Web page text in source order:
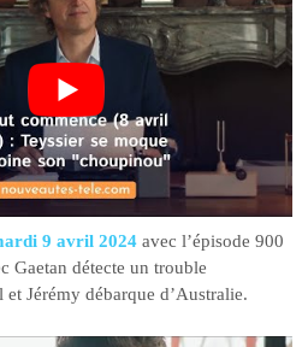
9 avril 2024 avec l’épisode 900
Gaetan détecte un trouble
Jérémy débarque d’Australie.